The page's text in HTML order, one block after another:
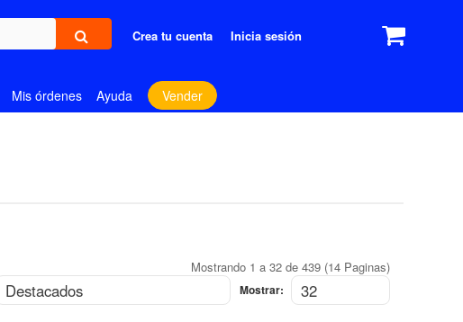
Crea tu cuenta Inicia sesión
Mis órdenes Ayuda Vender
Mostrando 1 a 32 de 439 (14 Paginas)
Mostrar: